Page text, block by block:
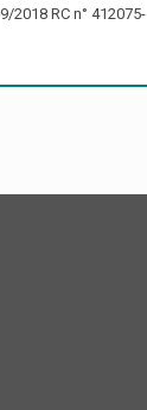
RC n° 412075-